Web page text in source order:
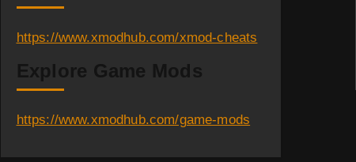
https://www.xmodhub.com/xmod-cheats
Explore Game Mods
https://www.xmodhub.com/game-mods